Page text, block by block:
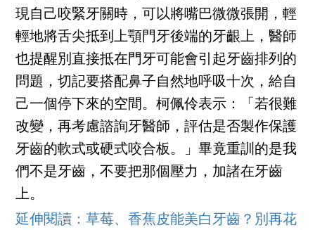
現自己咬緊牙關時，​可以將嘴巴微微張開，輕
輕地將舌尖抵到上顎門牙後端的牙齦上​，醫師
也提醒別直接抵在門牙可能會引起牙齒排列的
問題，切記要搭配鼻子自然地呼吸十次，給自
己一個停下來的空間​。柯佩伶表示：「若很難
改變，再考慮諮詢牙醫師，評估是否製作保護
牙齒的軟式或硬式咬合板。」畢竟重訓的是我
們不是牙齒，不要把那個壓力，加諸在牙齒
上。
延伸閱讀：草莓、香蕉皮能美白牙齒？別再花